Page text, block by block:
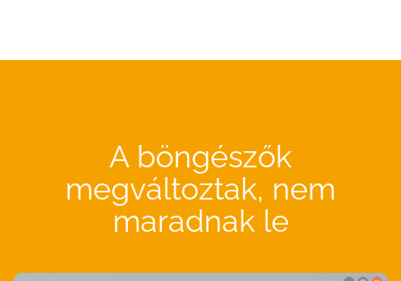
A böngészők
megváltoztak, nem
maradnak le